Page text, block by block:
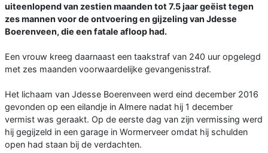
uiteenlopend van zestien maanden tot 7.5 jaar geëist tegen
zes mannen voor de ontvoering en gijzeling van Jdesse
Boerenveen, die een fatale afloop had.
Een vrouw kreeg daarnaast een taakstraf van 240 uur opgelegd
met zes maanden voorwaardelijke gevangenisstraf.
Het lichaam van Jdesse Boerenveen werd eind december 2016
gevonden op een eilandje in Almere nadat hij 1 december
vermist was geraakt. Op de eerste dag van zijn vermissing werd
hij gegijzeld in een garage in Wormerveer omdat hij schulden
open had staan bij de verdachten.